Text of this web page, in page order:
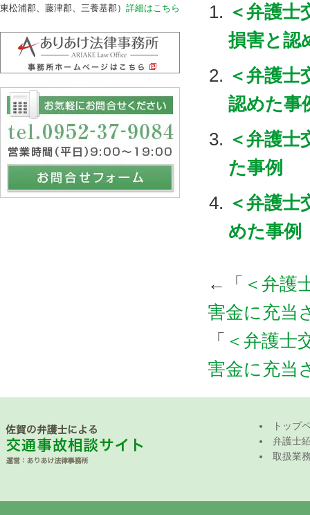
＜弁護士
損害と認
＜弁護士
認めた事
＜弁護士
た事例
＜弁護士
めた事例
←「 ＜弁護
害金に充当
「 ＜弁護士
害金に充当
東松浦郡、藤津郡、三養基郡） 詳細はこちら
トップ
弁護士
取扱業